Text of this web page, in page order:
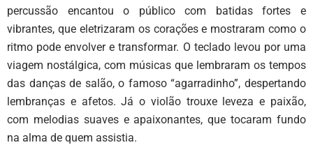
percussão encantou o público com batidas fortes e
vibrantes, que eletrizaram os corações e mostraram como o
ritmo pode envolver e transformar. O teclado levou por uma
viagem nostálgica, com músicas que lembraram os tempos
das danças de salão, o famoso “agarradinho”, despertando
lembranças e afetos. Já o violão trouxe leveza e paixão,
com melodias suaves e apaixonantes, que tocaram fundo
na alma de quem assistia.